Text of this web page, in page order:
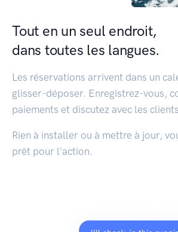
Tout en un seul endroit,
dans toutes les langues.
Les réservations arrivent dans un
glisser-déposer. Enregistrez-vous,
paiements et discutez avec les
Rien à installer ou à mettre à jour,
prêt pour l'action.